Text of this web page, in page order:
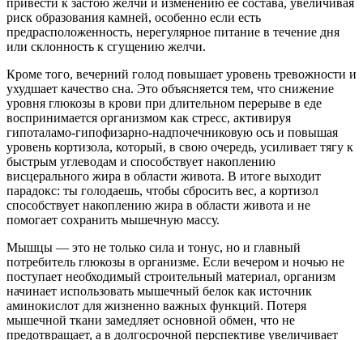
риск образования камней, особенно если есть
предрасположенность, нерегулярное питание в течение дня
или склонность к сгущению желчи.
Кроме того, вечерний голод повышает уровень тревожности и
ухудшает качество сна. Это объясняется тем, что снижение
уровня глюкозы в крови при длительном перерыве в еде
воспринимается организмом как стресс, активируя
гипоталамо-гипофизарно-надпочечниковую ось и повышая
уровень кортизола, который, в свою очередь, усиливает тягу к
быстрым углеводам и способствует накоплению
висцерального жира в области живота. В итоге выходит
парадокс: ты голодаешь, чтобы сбросить вес, а кортизол
способствует накоплению жира в области живота и не
помогает сохранить мышечную массу.
Мышцы — это не только сила и тонус, но и главный
потребитель глюкозы в организме. Если вечером и ночью не
поступает необходимый строительный материал, организм
начинает использовать мышечный белок как источник
аминокислот для жизненно важных функций. Потеря
мышечной ткани замедляет основной обмен, что не
предотвращает, а в долгосрочной перспективе увеличивает